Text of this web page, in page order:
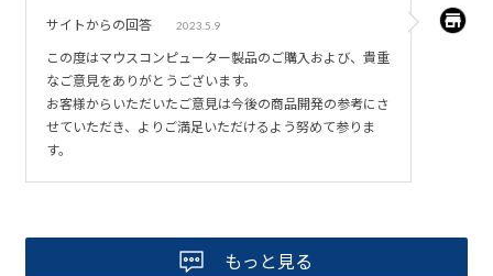
サイトからの回答 2023.5.9
この度はマウスコンピューター製品のご購入および、貴重
なご意見をありがとうございます。
お客様からいただいたご意見は今後の商品開発の参考にさ
せていただき、よりご満足いただけるよう努めて参りま
す。
もっと見る